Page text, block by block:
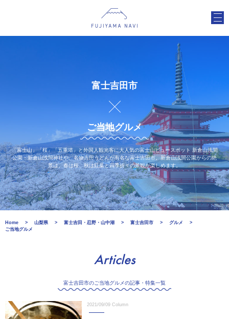
富士吉田市
ご当地グルメ
「富士山」「桜」「五重塔」と外国人観光客に大人気の富士山ビュースポット 新倉山浅間
公園・新倉山浅間神社や、名物吉田うどんが有名な富士吉田市。新倉山浅間公園からの絶
景は、春は桜、秋は紅葉と四季折々の景観が楽しめます。
Home 山梨県 富士吉田・忍野・山中湖 富士吉田市
グルメ
ご当地グルメ
Articles
富士吉田市のご当地グルメの記事・特集一覧
2021/09/09 Column